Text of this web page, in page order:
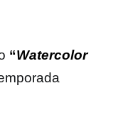
“Watercolor